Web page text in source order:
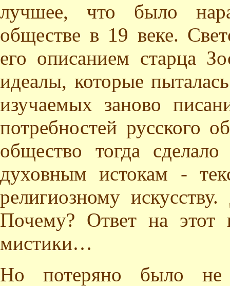
лучшее, что было
обществе в 19 веке.
его описанием старца
идеалы, которые
изучаемых заново
потребностей русского
общество тогда
духовным истокам -
религиозному
Почему? Ответ на этот
мистики…
Но потеряно было не